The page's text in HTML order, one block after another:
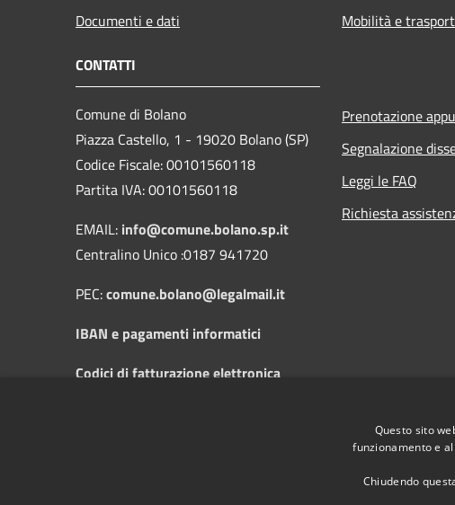
Documenti e dati
Mobilità e
CONTATTI
Comune di Bolano
Piazza Castello, 1 - 19020 Bolano (SP)
Codice Fiscale: 00101560118
Partita IVA: 00101560118
EMAIL: info@comune.bolano.sp.it
Centralino Unico :0187 941720
PEC:comune.bolano@legalmail.it
IBAN e pagamenti informatici
Codici di fatturazione elettronica
Prenotazione
Segnalazione
Leggi le FAQ
Richiesta
Questo sito
funzionamento e
Chiudendo